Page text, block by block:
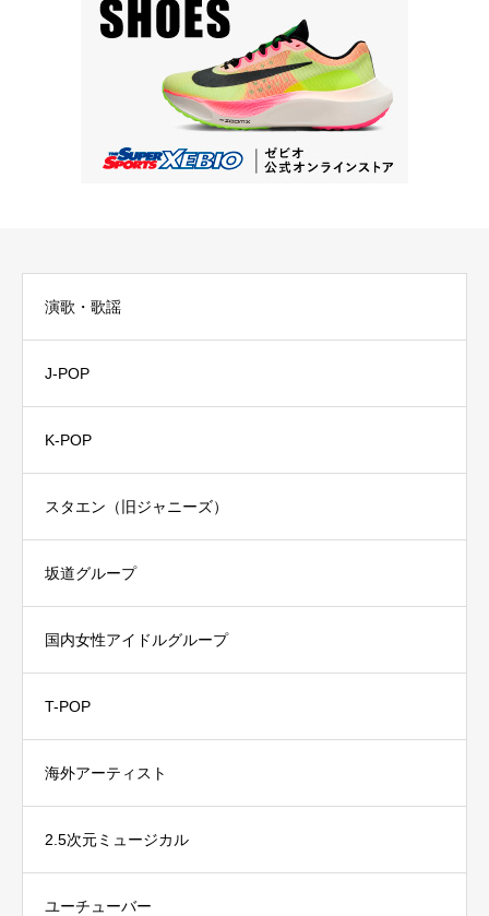
演歌・歌謡
J-POP
K-POP
スタエン（旧ジャニーズ）
坂道グループ
国内女性アイドルグループ
T-POP
海外アーティスト
2.5次元ミュージカル
ユーチューバー